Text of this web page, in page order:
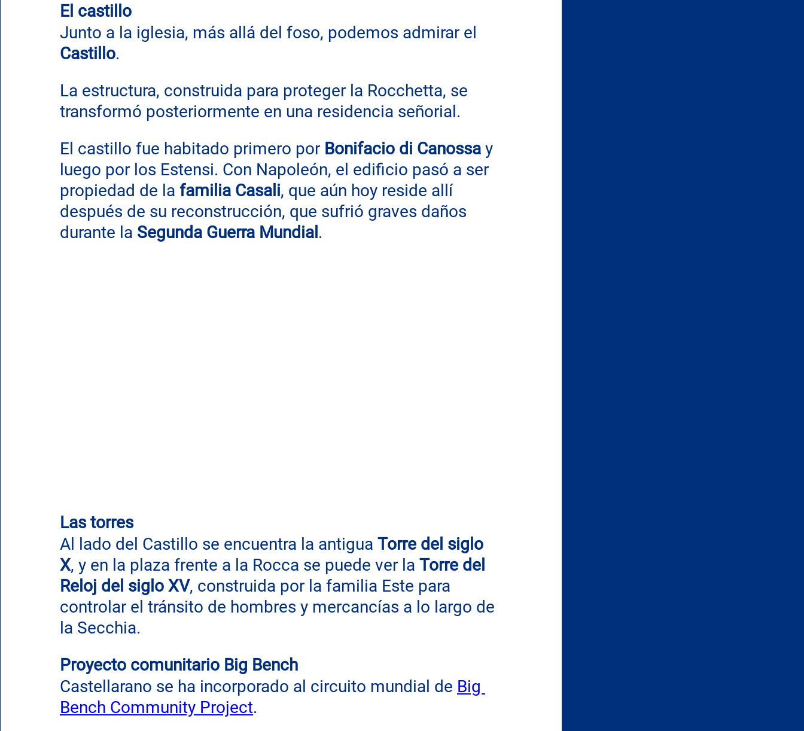
El castillo
Junto a la iglesia, más allá del foso, podemos admirar el
Castillo.
La estructura, construida para proteger la Rocchetta, se
transformó posteriormente en una residencia señorial.
El castillo fue habitado primero por Bonifacio di Canossa y
luego por los Estensi. Con Napoleón, el edificio pasó a ser
propiedad de la familia Casali, que aún hoy reside allí
después de su reconstrucción, que sufrió graves daños
durante la Segunda Guerra Mundial .
Las torres
Al lado del Castillo se encuentra la antigua Torre del siglo
X, y en la plaza frente a la Rocca se puede ver la Torre del
Reloj del siglo XV, construida por la familia Este para
controlar el tránsito de hombres y mercancías a lo largo de
la Secchia.
Proyecto comunitario Big Bench
Castellarano se ha incorporado al circuito mundial de Big
Bench Community Project.